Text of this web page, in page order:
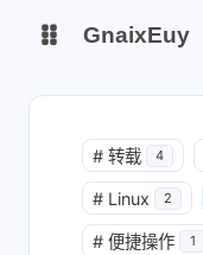
站点运行监测
it-tools工具集
GnaixEuy
# 转载 4
# Linux 2
# 便捷操作 1